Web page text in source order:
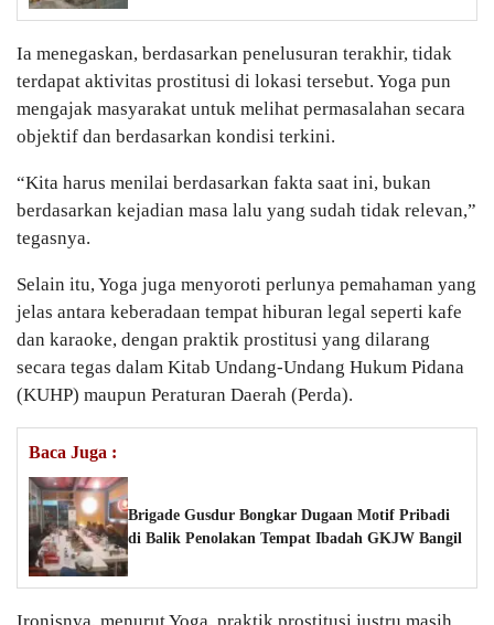
Ia menegaskan, berdasarkan penelusuran terakhir, tidak
terdapat aktivitas prostitusi di lokasi tersebut. Yoga pun
mengajak masyarakat untuk melihat permasalahan secara
objektif dan berdasarkan kondisi terkini.
“Kita harus menilai berdasarkan fakta saat ini, bukan
berdasarkan kejadian masa lalu yang sudah tidak relevan,”
tegasnya.
Selain itu, Yoga juga menyoroti perlunya pemahaman yang
jelas antara keberadaan tempat hiburan legal seperti kafe
dan karaoke, dengan praktik prostitusi yang dilarang
secara tegas dalam Kitab Undang-Undang Hukum Pidana
(KUHP) maupun Peraturan Daerah (Perda).
Baca Juga :
Brigade Gusdur Bongkar Dugaan Motif Pribadi
di Balik Penolakan Tempat Ibadah GKJW Bangil